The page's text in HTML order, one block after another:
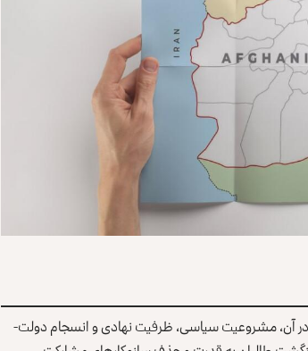
آن، مشروعیت سیاسی، ظرفیت نهادی و انسجام دولت-